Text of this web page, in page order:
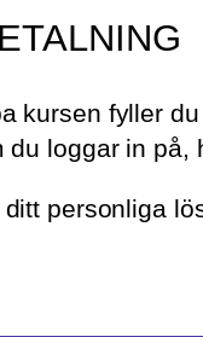
kursen fyller
du loggar in på,
personliga